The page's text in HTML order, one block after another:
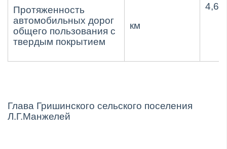
Протяженность
автомобильных дорог
общего пользования с
твердым покрытием
км
4,67
Глава Гришинского сельского поселения
Л.Г.Манжелей